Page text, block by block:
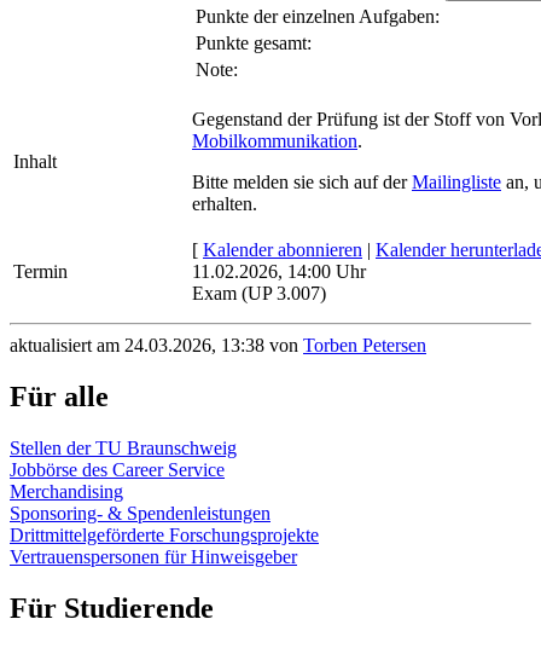
Punkte der einzelnen Aufgaben:
Punkte gesamt:
Note:
Inhalt
Gegenstand der Prüfung ist der Stoff von
Mobilkommunikation.
Bitte melden sie sich auf derMailingliste an,
erhalten.
Termin
[ Kalender abonnieren | Kalender
11.02.2026, 14:00 Uhr
Exam (UP 3.007)
aktualisiert am 24.03.2026, 13:38 von Torben Petersen
Für alle
Stellen der TU Braunschweig
Jobbörse des Career Service
Merchandising
Sponsoring- & Spendenleistungen
Drittmittelgeförderte Forschungsprojekte
Vertrauenspersonen für Hinweisgeber
Für Studierende